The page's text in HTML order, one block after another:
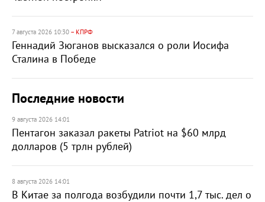
7 августа 2026 10:30 – КПРФ
Геннадий Зюганов высказался о роли Иосифа
Сталина в Победе
Последние новости
9 августа 2026 14:01
Пентагон заказал ракеты Patriot на $60 млрд
долларов (5 трлн рублей)
8 августа 2026 14:01
В Китае за полгода возбудили почти 1,7 тыс. дел о